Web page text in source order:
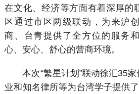
在文化、经济等方面有着深厚的
区通过市区两级联动，为来沪
商、台青提供了全方位的服务
心、安心、舒心的营商环境。
本次“繁星计划”联动徐汇35家
业和知名律所等为台湾学子提供